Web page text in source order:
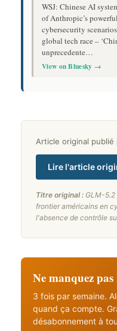
WSJ: Chinese AI
of Anthropic’s
cybersecurity
global tech race –
unprecedente…
View on Bluesky →
Article original publié
Lire l'article
Titre original : GLM-5.2
frontier américains en
l'absence de contrôle
Ne manquez
3 fois par semaine.
quand ça compte.
désabonnement à